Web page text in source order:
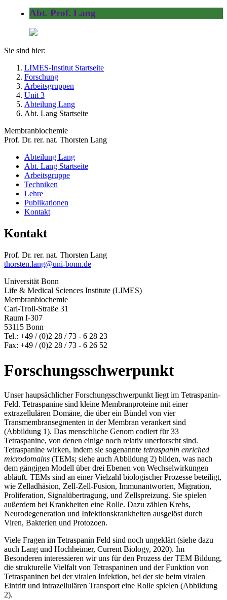
Abt. Prof. Lang
Sie sind hier:
LIMES-Institut Startseite
Forschung
Arbeitsgruppen
Unit 3
Abteilung Lang
Abt. Lang Startseite
Membranbiochemie
Prof. Dr. rer. nat. Thorsten Lang
Abteilung Lang
Abt. Lang Startseite
Arbeitsgruppe
Techniken
Lehre
Publikationen
Kontakt
Kontakt
Prof. Dr. rer. nat. Thorsten Lang
thorsten.lang@uni-bonn.de
Universität Bonn
Life & Medical Sciences Institute (LIMES)
Membranbiochemie
Carl-Troll-Straße 31
Raum I-307
53115 Bonn
Tel.: +49 / (0)2 28 / 73 - 6 28 23
Fax: +49 / (0)2 28 / 73 - 6 26 52
Forschungsschwerpunkt
Unser haupsächlicher Forschungsschwerpunkt liegt im Tetraspanin-
Feld. Tetraspanine sind kleine Membranproteine mit einer
extrazellulären Domäne, die über ein Bündel von vier
Transmembransegmenten in der Membran verankert sind
(Abbildung 1). Das menschliche Genom codiert für 33
Tetraspanine, von denen einige noch relativ unerforscht sind.
Tetraspanine wirken, indem sie sogenannte tetraspanin enriched
microdomains (TEMs; siehe auch Abbildung 2) bilden, was nach
dem gängigen Modell über drei Ebenen von Wechselwirkungen
abläuft. TEMs sind an einer Vielzahl biologischer Prozesse beteiligt,
wie Zelladhäsion, Zell-Zell-Fusion, Immunantworten, Migration,
Proliferation, Signalübertragung, und Zellspreizung. Sie spielen
außerdem bei Krankheiten eine Rolle. Dazu zählen Krebs,
Neurodegeneration und Infektionskrankheiten ausgelöst durch
Viren, Bakterien und Protozoen.
Viele Fragen im Tetraspanin Feld sind noch ungeklärt (siehe dazu
auch Lang und Hochheimer, Current Biology, 2020). Im
Besonderen interessieren wir uns für den Prozess der TEM Bildung,
die strukturelle Vielfalt von Tetraspaninen und der Funktion von
Tetraspaninen bei der viralen Infektion, bei der sie beim viralen
Eintritt und intrazellulären Transport eine Rolle spielen (Abbildung
2).